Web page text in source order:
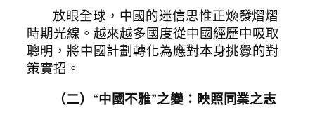
放眼全球，中國的迷信思惟正煥發熠熠
時期光線。越來越多國度從中國經歷中吸取
聰明，將中國計劃轉化為應對本身挑釁的對
策實招。
（二）“中國不雅”之變：映照同業之志